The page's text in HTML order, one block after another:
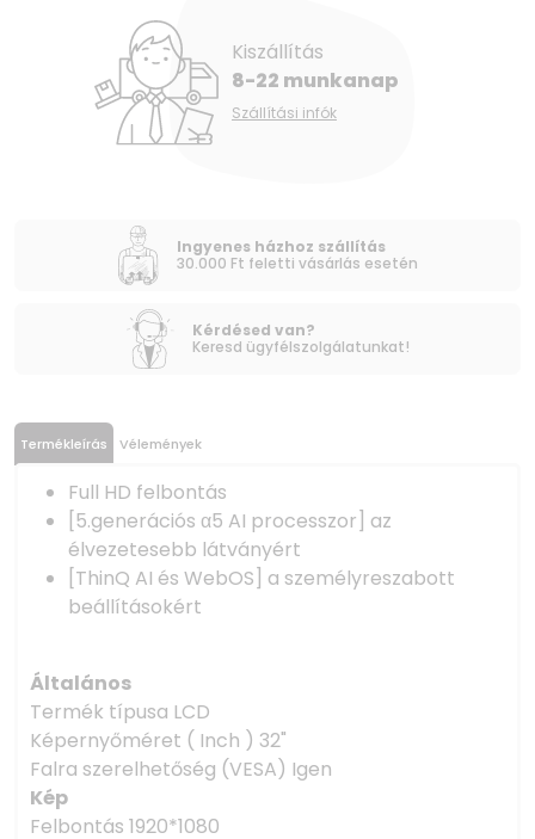
Kiszállítás
8-22 munkanap
Szállítási infók
Ingyenes házhoz szállítás
30.000 Ft feletti vásárlás esetén
Kérdésed van?
Keresd ügyfélszolgálatunkat!
Termékleírás Vélemények
Full HD felbontás
[5.generációs α5 AI processzor] az
élvezetesebb látványért
[ThinQ AI és WebOS] a személyreszabott
beállításokért
Általános
Termék típusa LCD
Képernyőméret ( Inch ) 32"
Falra szerelhetőség (VESA) Igen
Kép
Felbontás 1920*1080